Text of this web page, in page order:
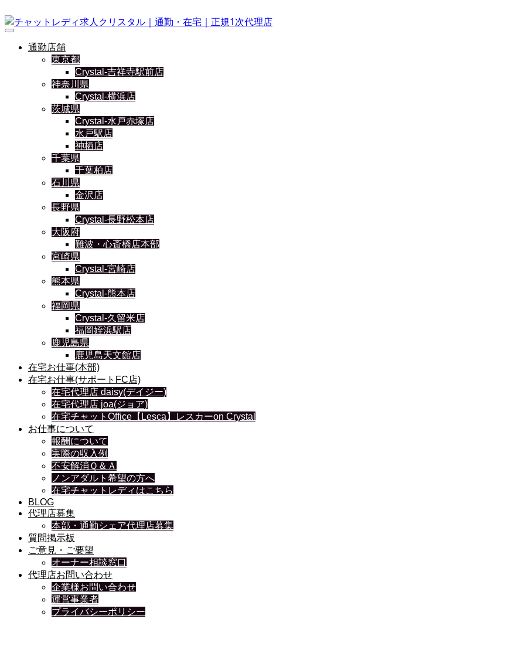
通勤店舗
東京都
Crystal-吉祥寺駅前店
神奈川県
Crystal-横浜店
茨城県
Crystal-水戸赤塚店
水戸駅店
神栖店
千葉県
千葉柏店
石川県
金沢店
長野県
Crystal-長野松本店
大阪府
難波・心斎橋店本部
宮崎県
Crystal-宮崎店
熊本県
Crystal-熊本店
福岡県
Crystal-久留米店
福岡姪浜駅店
鹿児島県
鹿児島天文館店
在宅お仕事(本部)
在宅お仕事(サポートFC店)
在宅代理店 daisy(デイジー)
在宅代理店 joa(ジョア)
在宅チャットOffice【Lesca】レスカーon Crystal
お仕事について
報酬について
実際の収入例
不安解消Ｑ＆Ａ
ノンアダルト希望の方へ
在宅チャットレディはこちら
BLOG
代理店募集
本部・通勤シェア代理店募集
質問掲示板
ご意見・ご要望
オーナー相談窓口
代理店お問い合わせ
企業様お問い合わせ
運営事業者
プライバシーポリシー